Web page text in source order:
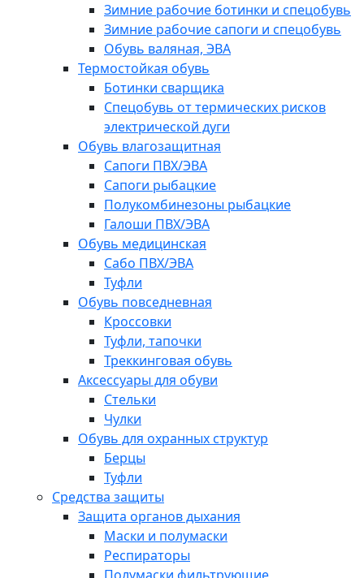
Зимние рабочие ботинки и спецобувь
Зимние рабочие сапоги и спецобувь
Обувь валяная, ЭВА
Термостойкая обувь
Ботинки сварщика
Спецобувь от термических рисков
электрической дуги
Обувь влагозащитная
Сапоги ПВХ/ЭВА
Сапоги рыбацкие
Полукомбинезоны рыбацкие
Галоши ПВХ/ЭВА
Обувь медицинская
Сабо ПВХ/ЭВА
Туфли
Обувь повседневная
Кроссовки
Туфли, тапочки
Треккинговая обувь
Аксессуары для обуви
Стельки
Чулки
Обувь для охранных структур
Берцы
Туфли
Средства защиты
Защита органов дыхания
Маски и полумаски
Респираторы